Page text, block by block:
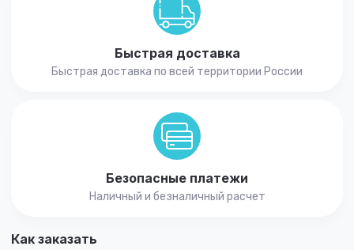
Быстрая доставка
Быстрая доставка по всей территории России
Безопасные платежи
Наличный и безналичный расчет
Как заказать